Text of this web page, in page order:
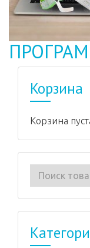
Корзина
Корзина